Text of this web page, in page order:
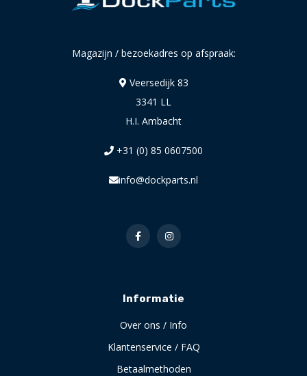
Magazijn / bezoekadres op afspraak:
Veersedijk 83
3341 LL
H.I. Ambacht
+31 (0) 85 0607500
info@dockparts.nl
Informatie
Over ons / Info
Klantenservice / FAQ
Betaalmethoden